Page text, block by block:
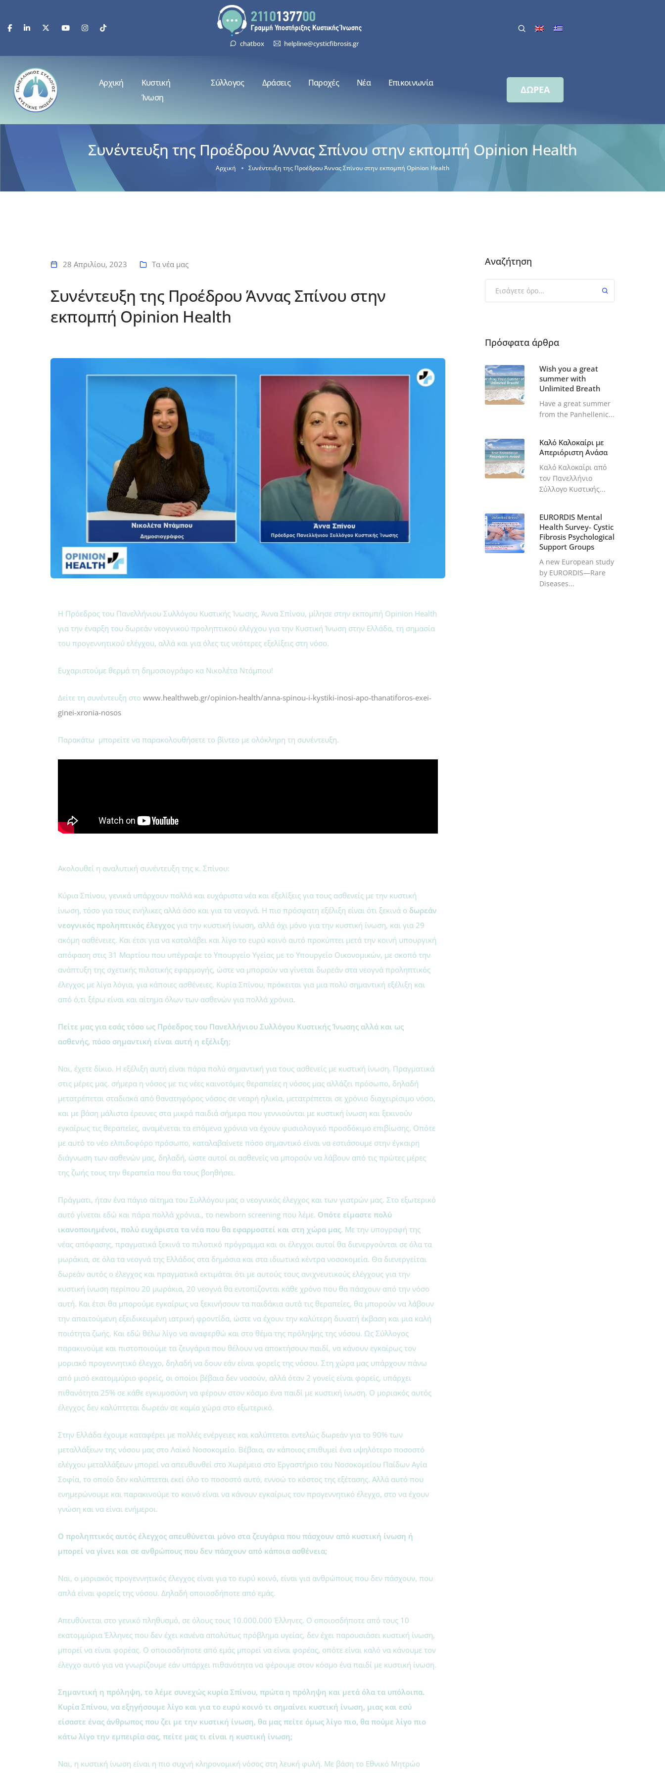
chatbox helpline@cysticfibrosis.gr
Αρχική
Κυστική
Ίνωση
Σύλλογος Δράσεις Παροχές Νέα Επικοινωνία
ΔΩΡΕΑ
Συνέντευξη της Προέδρου Άννας Σπίνου στην εκπομπή Opinion Health
Αρχική Συνέντευξη της Προέδρου Άννας Σπίνου στην εκπομπή Opinion Health
28 Απριλίου, 2023 Τα νέα μας
Συνέντευξη της Προέδρου Άννας Σπίνου στην
εκπομπή Opinion Health
Η Πρόεδρος του Πανελλήνιου Συλλόγου Κυστικής Ίνωσης, Άννα Σπίνου, μίλησε στην εκπομπή Opinion Health
για την έναρξη του δωρεάν νεογνικού προληπτικού ελέγχου για την Κυστική Ίνωση στην Ελλάδα, τη σημασία
του προγεννητικού ελέγχου, αλλά και για όλες τις νεότερες εξελίξεις στη νόσο.
Ευχαριστούμε θερμά τη δημοσιογράφο κα Νικολέτα Ντάμπου!
Δείτε τη συνέντευξη στο www.healthweb.gr/opinion-health/anna-spinou-i-kystiki-inosi-apo-thanatiforos-exei-
ginei-xronia-nosos
Παρακάτω μπορείτε να παρακολουθήσετε το βίντεο με ολόκληρη τη συνέντευξη.
Ακολουθεί η αναλυτική συνέντευξη της κ. Σπίνου:
Κύρια Σπίνου, γενικά υπάρχουν πολλά και ευχάριστα νέα και εξελίξεις για τους ασθενείς με την κυστική
ίνωση, τόσο για τους ενήλικες αλλά όσο και για τα νεογνά. Η πιο πρόσφατη εξέλιξη είναι ότι ξεκινά ο δωρεάν
νεογνικός προληπτικός έλεγχος για την κυστική ίνωση, αλλά όχι μόνο για την κυστική ίνωση, και για 29
ακόμη ασθένειες. Και έτσι για να καταλάβει και λίγο το ευρύ κοινό αυτό προκύπτει μετά την κοινή υπουργική
απόφαση στις 31 Μαρτίου που υπέγραψε το Υπουργείο Υγείας με το Υπουργείο Οικονομικών, με σκοπό την
ανάπτυξη της σχετικής πιλοτικής εφαρμογής, ώστε να μπορούν να γίνεται δωρεάν στα νεογνά προληπτικός
έλεγχος με λίγα λόγια, για κάποιες ασθένειες. Κυρία Σπίνου, πρόκειται για μια πολύ σημαντική εξέλιξη και
από ό,τι ξέρω είναι και αίτημα όλων των ασθενών για πολλά χρόνια.
Πείτε μας για εσάς τόσο ως Πρόεδρος του Πανελλήνιου Συλλόγου Κυστικής Ίνωσης αλλά και ως
ασθενής, πόσο σημαντική είναι αυτή η εξέλιξη;
Ναι, έχετε δίκιο. Η εξέλιξη αυτή είναι πάρα πολύ σημαντική για τους ασθενείς με κυστική ίνωση. Πραγματικά
στις μέρες μας. σήμερα η νόσος με τις νέες καινοτόμες θεραπείες η νόσος μας αλλάζει πρόσωπο, δηλαδή
μετατρέπεται σταδιακά από θανατηφόρος νόσος σε νεαρή ηλικία, μετατρέπεται σε χρόνιο διαχειρίσιμο νόσο,
και με βάση μάλιστα έρευνες στα μικρά παιδιά σήμερα που γεννιούνται με κυστική ίνωση και ξεκινούν
εγκαίρως τις θεραπείες, αναμένεται τα επόμενα χρόνια να έχουν φυσιολογικό προσδόκιμο επιβίωσης. Οπότε
με αυτό το νέο ελπιδοφόρο πρόσωπο, καταλαβαίνετε πόσο σημαντικό είναι να εστιάσουμε στην έγκαιρη
διάγνωση των ασθενών μας, δηλαδή, ώστε αυτοί οι ασθενείς να μπορούν να λάβουν από τις πρώτες μέρες
της ζωής τους την θεραπεία που θα τους βοηθήσει.
Πράγματι, ήταν ένα πάγιο αίτημα του Συλλόγου μας ο νεογνικός έλεγχος και των γιατρών μας. Στο εξωτερικό
αυτό γίνεται εδώ και πάρα πολλά χρόνια., το newborn screening που λέμε. Οπότε είμαστε πολύ
ικανοποιημένοι, πολύ ευχάριστα τα νέα που θα εφαρμοστεί και στη χώρα μας. Με την υπογραφή της
νέας απόφασης, πραγματικά ξεκινά το πιλοτικό πρόγραμμα και οι έλεγχοι αυτοί θα διενεργούνται σε όλα τα
μωράκια, σε όλα τα νεογνά της Ελλάδος στα δημόσια και στα ιδιωτικά κέντρα νοσοκομεία. Θα διενεργείται
δωρεάν αυτός ο έλεγχος και πραγματικά εκτιμάται ότι με αυτούς τους ανιχνευτικούς ελέγχους για την
κυστική ίνωση περίπου 20 μωράκια, 20 νεογνά θα εντοπίζονται κάθε χρόνο που θα πάσχουν από την νόσο
αυτή. Και έτσι θα μπορούμε εγκαίρως να ξεκινήσουν τα παιδάκια αυτά τις θεραπείες, θα μπορούν να λάβουν
την απαιτούμενη εξειδικευμένη ιατρική φροντίδα, ώστε να έχουν την καλύτερη δυνατή έκβαση και μια καλή
ποιότητα ζωής. Και εδώ θέλω λίγο να αναφερθώ και στο θέμα της πρόληψης της νόσου. Ως Σύλλογος
παρακινούμε και πιστοποιούμε τα ζευγάρια που θέλουν να αποκτήσουν παιδί, να κάνουν εγκαίρως τον
μοριακό προγεννητικό έλεγχο, δηλαδή να δουν εάν είναι φορείς της νόσου. Στη χώρα μας υπάρχουν πάνω
από μισό εκατομμύριο φορείς, οι οποίοι βέβαια δεν νοσούν, αλλά όταν 2 γονείς είναι φορείς, υπάρχει
πιθανότητα 25% σε κάθε εγκυμοσύνη να φέρουν στον κόσμο ένα παιδί με κυστική ίνωση. Ο μοριακός αυτός
έλεγχος δεν καλύπτεται δωρεάν σε καμία χώρα στο εξωτερικό.
Στην Ελλάδα έχουμε καταφέρει με πολλές ενέργειες και καλύπτεται εντελώς δωρεάν για το 90% των
μεταλλάξεων της νόσου μας στο Λαϊκό Νοσοκομείο. Βέβαια, αν κάποιος επιθυμεί ένα υψηλότερο ποσοστό
ελέγχου μεταλλάξεων μπορεί να απευθυνθεί στο Χωρέμειο στο Εργαστήριο του Νοσοκομείου Παίδων Αγία
Σοφία, το οποίο δεν καλύπτεται εκεί όλο το ποσοστό αυτό, εννοώ το κόστος της εξέτασης. Αλλά αυτό που
ενημερώνουμε και παρακινούμε το κοινό είναι να κάνουν εγκαίρως τον προγεννητικό έλεγχο, στο να έχουν
γνώση και να είναι ενήμεροι.
Ο προληπτικός αυτός έλεγχος απευθύνεται μόνο στα ζευγάρια που πάσχουν από κυστική ίνωση ή
μπορεί να γίνει και σε ανθρώπους που δεν πάσχουν από κάποια ασθένεια;
Ναι, ο μοριακός προγεννητικός έλεγχος είναι για το ευρύ κοινό, είναι για ανθρώπους που δεν πάσχουν, που
απλά είναι φορείς της νόσου. Δηλαδή οποιοσδήποτε από εμάς.
Απευθύνεται στο γενικό πληθυσμό, σε όλους τους 10.000.000 Έλληνες. Ο οποιοσδήποτε από τους 10
εκατομμύρια Έλληνες που δεν έχει κανένα απολύτως πρόβλημα υγείας, δεν έχει παρουσιάσει κυστική ίνωση,
μπορεί να είναι φορέας. Ο οποιοσδήποτε από εμάς μπορεί να είναι φορέας, οπότε είναι καλό να κάνουμε τον
έλεγχο αυτό για να γνωρίζουμε εάν υπάρχει πιθανότητα να φέρουμε στον κόσμο ένα παιδί με κυστική ίνωση.
Σημαντική η πρόληψη, το λέμε συνεχώς κυρία Σπίνου, πρώτα η πρόληψη και μετά όλα τα υπόλοιπα.
Κυρία Σπίνου, να εξηγήσουμε λίγο και για το ευρύ κοινό τι σημαίνει κυστική ίνωση, μιας και εσύ
είσαστε ένας άνθρωπος που ζει με την κυστική ίνωση, θα μας πείτε όμως λίγο πιο, θα πούμε λίγο πιο
κάτω λίγο την εμπειρία σας, πείτε μας τι είναι η κυστική ίνωση;
Ναι, η κυστική ίνωση είναι η πιο συχνή κληρονομική νόσος στη λευκή φυλή. Με βάση το Εθνικό Μητρώο
Αναζήτηση
Πρόσφατα άρθρα
Wish you a great
summer with
Unlimited Breath
Have a great summer
from the Panhellenic...
Καλό Καλοκαίρι με
Απεριόριστη Ανάσα
Καλό Καλοκαίρι από
τον Πανελλήνιο
Σύλλογο Κυστικής...
EURORDIS Mental
Health Survey- Cystic
Fibrosis Psychological
Support Groups
A new European study
by EURORDIS—Rare
Diseases...